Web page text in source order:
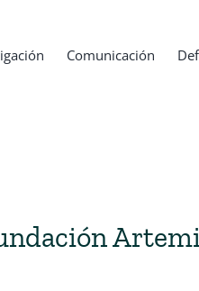
Comunicación